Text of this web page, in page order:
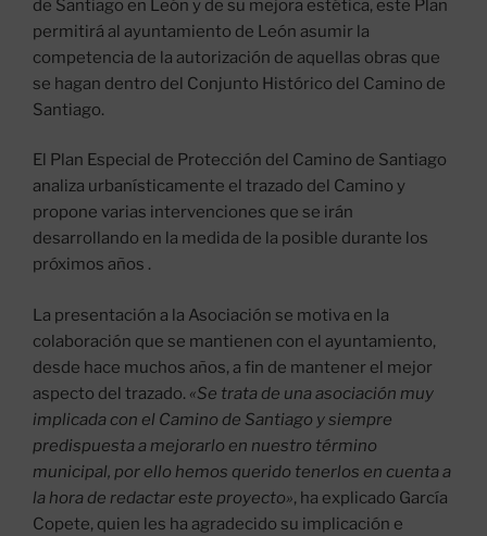
de Santiago en León y de su mejora estética, este Plan
permitirá al ayuntamiento de León asumir la
competencia de la autorización de aquellas obras que
se hagan dentro del Conjunto Histórico del Camino de
Santiago.
El Plan Especial de Protección del Camino de Santiago
analiza urbanísticamente el trazado del Camino y
propone varias intervenciones que se irán
desarrollando en la medida de la posible durante los
próximos años .
La presentación a la Asociación se motiva en la
colaboración que se mantienen con el ayuntamiento,
desde hace muchos años, a fin de mantener el mejor
aspecto del trazado. «Se trata de una asociación muy
implicada con el Camino de Santiago y siempre
predispuesta a mejorarlo en nuestro término
municipal, por ello hemos querido tenerlos en cuenta a
la hora de redactar este proyecto», ha explicado García
Copete, quien les ha agradecido su implicación e